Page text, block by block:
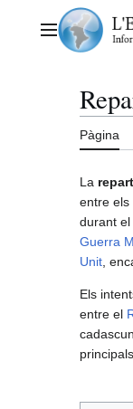
contingutMenú
Pàgina
La
entre els
durant
Guerra
Unit ,
Els
entre el